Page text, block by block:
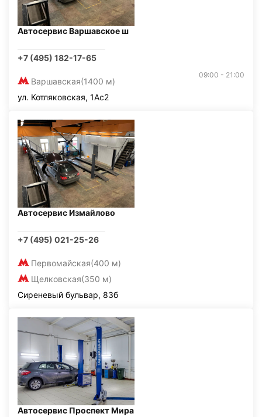
Автосервис Варшавское ш
+7 (495) 182-17-65
Варшавская(1400 м)
09:00 - 21:00
ул. Котляковская, 1Ас2
Автосервис Измайлово
+7 (495) 021-25-26
Первомайская(400 м)
Щелковская(350 м)
Сиреневый бульвар, 83б
Автосервис Проспект Мира